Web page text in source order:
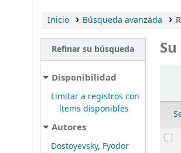
Inicio Búsqueda avanzada
Refinar su búsqueda
Disponibilidad
Limitar a registros con
ítems disponibles
Autores
Dostoyevsky, Fyodor